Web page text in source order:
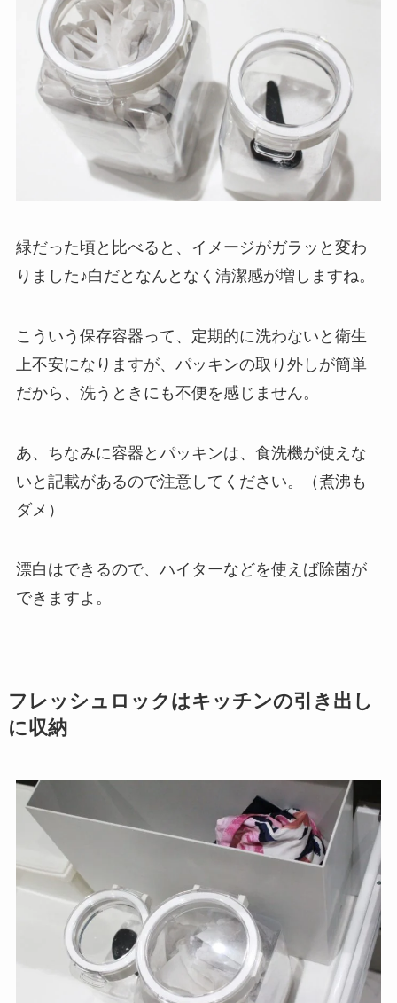
緑だった頃と比べると、イメージがガラッと変わ
りました♪白だとなんとなく清潔感が増しますね。
こういう保存容器って、定期的に洗わないと衛生
上不安になりますが、パッキンの取り外しが簡単
だから、洗うときにも不便を感じません。
あ、ちなみに容器とパッキンは、食洗機が使えな
いと記載があるので注意してください。（煮沸も
ダメ）
漂白はできるので、ハイターなどを使えば除菌が
できますよ。
フレッシュロックはキッチンの引き出し
に収納